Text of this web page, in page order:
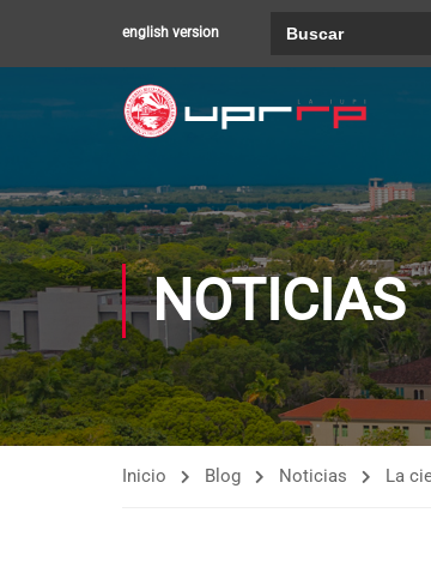
english version
NOTICIAS
Inicio Blog Noticias La